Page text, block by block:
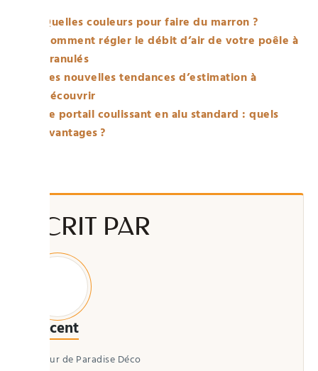
Quelles couleurs pour faire du marron ?
Comment régler le débit d’air de votre poêle à
granulés
Les nouvelles tendances d’estimation à
découvrir
Le portail coulissant en alu standard : quels
avantages ?
ÉCRIT PAR
Vincent
Auteur de Paradise Déco